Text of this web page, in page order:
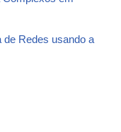
de Redes usando a